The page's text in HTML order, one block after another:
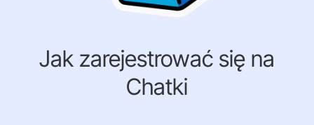
Jak zarejestrować się na
Chatki